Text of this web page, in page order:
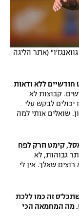
(אתר הליגה
חודשיים ללא ודאות
קבוצות לא
יכולים לבקש עלי
שנה שעברה רצו גם 40 מיליון. שואלים אותי למה
קימט וזרק לפח
גבוהות, לא
שאלך. אין לי
כוכבים, שתכל'ס זה כמו ללכת
מה המחמאה הכי